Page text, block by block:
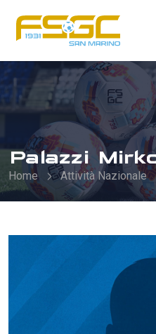
Palazzi Mirko
Home Attività Nazionale